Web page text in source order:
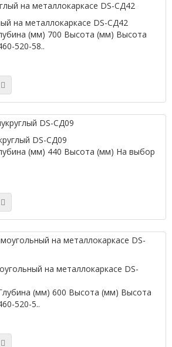
на металлокаркасе DS-СД42
(мм) 700 Высота (мм) Высота
520-58..
DS-СД09
(мм) 440 Высота (мм) На выбор
на металлокаркасе DS-
(мм) 600 Высота (мм) Высота
520-5..